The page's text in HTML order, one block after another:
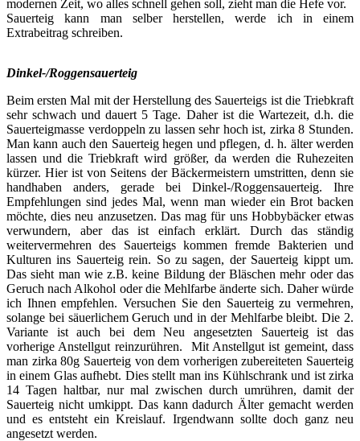
modernen Zeit, wo alles schnell gehen soll, zieht man die Hefe vor.
Sauerteig kann man selber herstellen, werde ich in einem
Extrabeitrag schreiben.
Dinkel-/Roggensauerteig
Beim ersten Mal mit der Herstellung des Sauerteigs ist die Triebkraft
sehr schwach und dauert 5 Tage. Daher ist die Wartezeit, d.h. die
Sauerteigmasse verdoppeln zu lassen sehr hoch ist, zirka 8 Stunden.
Man kann auch den Sauerteig hegen und pflegen, d. h. älter werden
lassen und die Triebkraft wird größer, da werden die Ruhezeiten
kürzer. Hier ist von Seitens der Bäckermeistern umstritten, denn sie
handhaben anders, gerade bei Dinkel-/Roggensauerteig. Ihre
Empfehlungen sind jedes Mal, wenn man wieder ein Brot backen
möchte, dies neu anzusetzen. Das mag für uns Hobbybäcker etwas
verwundern, aber das ist einfach erklärt. Durch das ständig
weitervermehren des Sauerteigs kommen fremde Bakterien und
Kulturen ins Sauerteig rein. So zu sagen, der Sauerteig kippt um.
Das sieht man wie z.B. keine Bildung der Bläschen mehr oder das
Geruch nach Alkohol oder die Mehlfarbe änderte sich. Daher würde
ich Ihnen empfehlen. Versuchen Sie den Sauerteig zu vermehren,
solange bei säuerlichem Geruch und in der Mehlfarbe bleibt. Die 2.
Variante ist auch bei dem Neu angesetzten Sauerteig ist das
vorherige Anstellgut reinzurühren. Mit Anstellgut ist gemeint, dass
man zirka 80g Sauerteig von dem vorherigen zubereiteten Sauerteig
in einem Glas aufhebt. Dies stellt man ins Kühlschrank und ist zirka
14 Tagen haltbar, nur mal zwischen durch umrühren, damit der
Sauerteig nicht umkippt. Das kann dadurch Älter gemacht werden
und es entsteht ein Kreislauf. Irgendwann sollte doch ganz neu
angesetzt werden.